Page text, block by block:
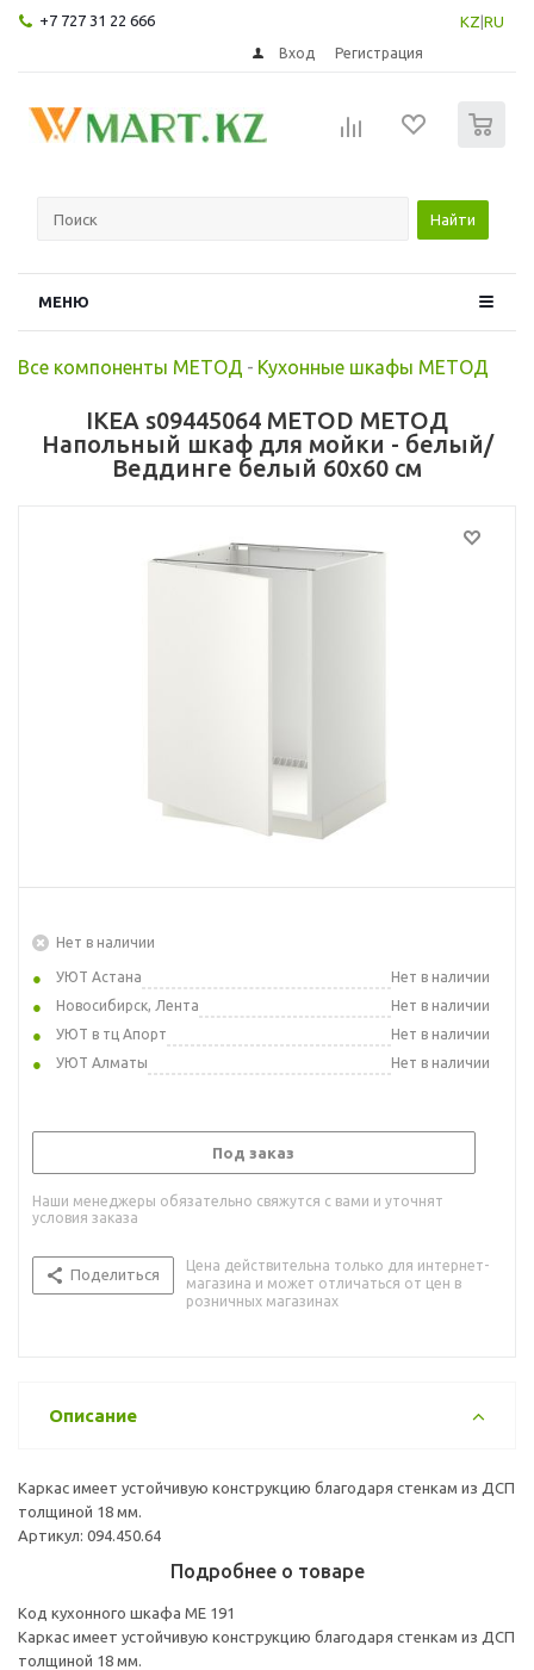
+7 727 31 22 666 KZ RU
Вход Регистрация
Найти
МЕНЮ
Все компоненты МЕТОД - Кухонные шкафы МЕТОД
IKEA s09445064 METOD МЕТОД
Напольный шкаф для мойки - белый/
Веддинге белый 60x60 см
Нет в наличии
УЮТ Астана
Нет в наличии
Новосибирск, Лента
Нет в наличии
УЮТ в тц Апорт
Нет в наличии
УЮТ Алматы
Нет в наличии
Под заказ
Наши менеджеры обязательно свяжутся с вами и уточнят
условия заказа
Поделиться
Цена действительна только для интернет-
магазина и может отличаться от цен в
розничных магазинах
Описание
Каркас имеет устойчивую конструкцию благодаря стенкам из ДСП
толщиной 18 мм.
Артикул: 094.450.64
Подробнее о товаре
Код кухонного шкафа ME 191
Каркас имеет устойчивую конструкцию благодаря стенкам из ДСП
толщиной 18 мм.